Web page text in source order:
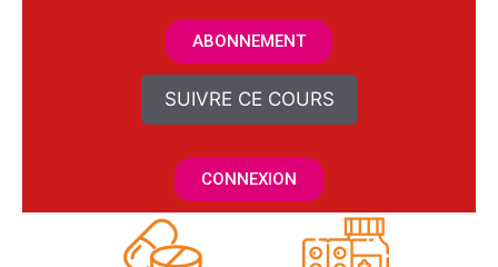
ABONNEMENT
SUIVRE CE COURS
CONNEXION